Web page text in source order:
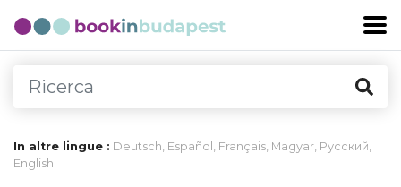
In altre lingue : Deutsch, Español , Français, Magyar, Русский,
English